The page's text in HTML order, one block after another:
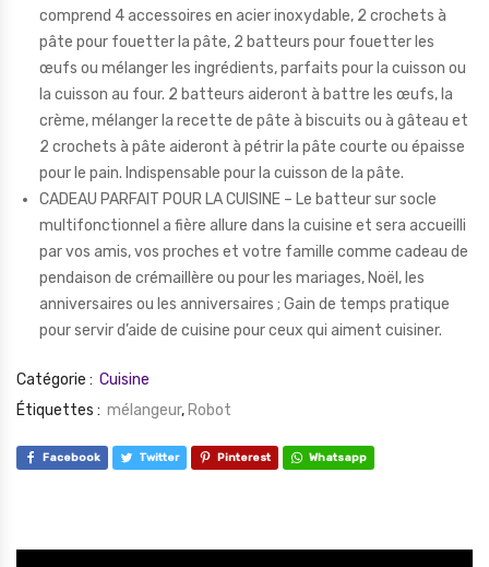
comprend 4 accessoires en acier inoxydable, 2 crochets à
pâte pour fouetter la pâte, 2 batteurs pour fouetter les
œufs ou mélanger les ingrédients, parfaits pour la cuisson ou
la cuisson au four. 2 batteurs aideront à battre les œufs, la
crème, mélanger la recette de pâte à biscuits ou à gâteau et
2 crochets à pâte aideront à pétrir la pâte courte ou épaisse
pour le pain. Indispensable pour la cuisson de la pâte.
CADEAU PARFAIT POUR LA CUISINE – Le batteur sur socle
multifonctionnel a fière allure dans la cuisine et sera accueilli
par vos amis, vos proches et votre famille comme cadeau de
pendaison de crémaillère ou pour les mariages, Noël, les
anniversaires ou les anniversaires ; Gain de temps pratique
pour servir d’aide de cuisine pour ceux qui aiment cuisiner.
Catégorie : Cuisine
Étiquettes : mélangeur, Robot
Facebook Twitter Pinterest Whatsapp